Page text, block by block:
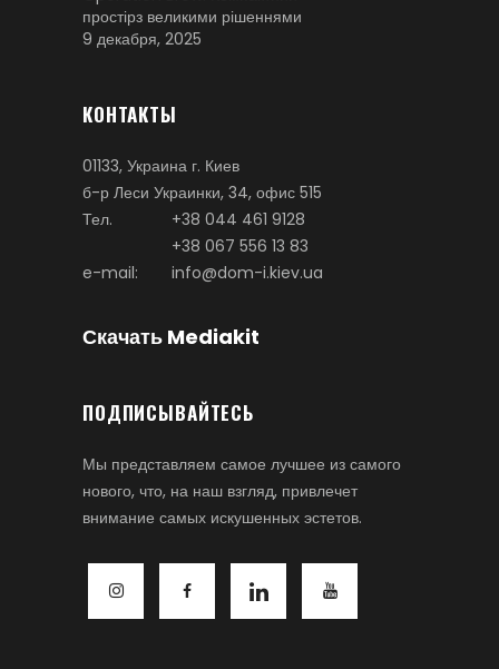
простірз великими рішеннями
9 декабря, 2025
КОНТАКТЫ
01133, Украина г. Киев
б-р Леси Украинки, 34, офис 515
Тел.
+38 044 461 9128
+38 067 556 13 83
e-mail:
info@dom-i.kiev.ua
Скачать Mediakit
ПОДПИСЫВАЙТЕСЬ
Мы представляем самое лучшее из самого
нового, что, на наш взгляд, привлечет
внимание самых искушенных эстетов.